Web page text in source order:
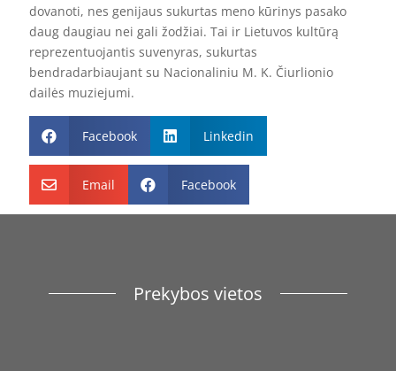
dovanoti, nes genijaus sukurtas meno kūrinys pasako
daug daugiau nei gali žodžiai. Tai ir Lietuvos kultūrą
reprezentuojantis suvenyras, sukurtas
bendradarbiaujant su Nacionaliniu M. K. Čiurlionio
dailės muziejumi.
 Facebook  Linkedin
 Email  Facebook
Prekybos vietos